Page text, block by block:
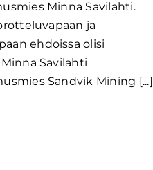
Minna Savilahti.
ja
ehdoissa olisi
Savilahti
Sandvik Mining [...]